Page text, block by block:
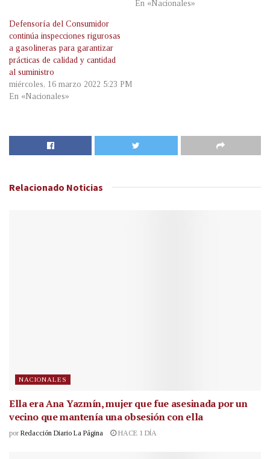
En «Nacionales»
Defensoría del Consumidor
continúa inspecciones rigurosas
a gasolineras para garantizar
prácticas de calidad y cantidad
al suministro
miércoles, 16 marzo 2022 5:23 PM
En «Nacionales»
Relacionado Noticias
NACIONALES
Ella era Ana Yazmín, mujer que fue asesinada por un
vecino que mantenía una obsesión con ella
por Redacción Diario La Página HACE 1 DÍA